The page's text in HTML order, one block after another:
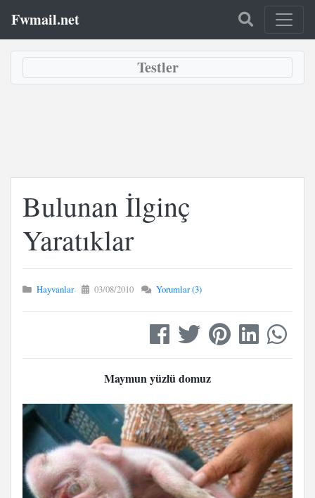
Fwmail.net
Testler
Bulunan İlginç
Yaratıklar
Hayvanlar 03/08/2010 Yorumlar (3)
Maymun yüzlü domuz